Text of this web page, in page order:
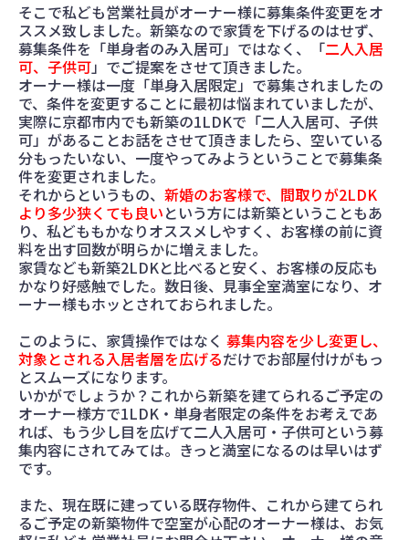
そこで私ども営業社員がオーナー様に募集条件変更をオ
ススメ致しました。新築なので家賃を下げるのはせず、
募集条件を「単身者のみ入居可」ではなく、「二人入居
可、子供可」でご提案をさせて頂きました。
オーナー様は一度「単身入居限定」で募集されましたの
で、条件を変更することに最初は悩まれていましたが、
実際に京都市内でも新築の1LDKで「二人入居可、子供
可」があることお話をさせて頂きましたら、空いている
分もったいない、一度やってみようということで募集条
件を変更されました。
それからというもの、 新婚のお客様で、間取りが2LDK
より多少狭くても良いという方には新築ということもあ
り、私どももかなりオススメしやすく、お客様の前に資
料を出す回数が明らかに増えました。
家賃なども新築2LDKと比べると安く、お客様の反応も
かなり好感触でした。数日後、見事全室満室になり、オ
ーナー様もホッとされておられました。
このように、家賃操作ではなく 募集内容を少し変更し、
対象とされる入居者層を広げるだけでお部屋付けがもっ
とスムーズになります。
いかがでしょうか？これから新築を建てられるご予定の
オーナー様方で1LDK・単身者限定の条件をお考えであ
れば、もう少し目を広げて二人入居可・子供可という募
集内容にされてみては。きっと満室になるのは早いはず
です。
また、現在既に建っている既存物件、これから建てられ
るご予定の新築物件で空室が心配のオーナー様は、お気